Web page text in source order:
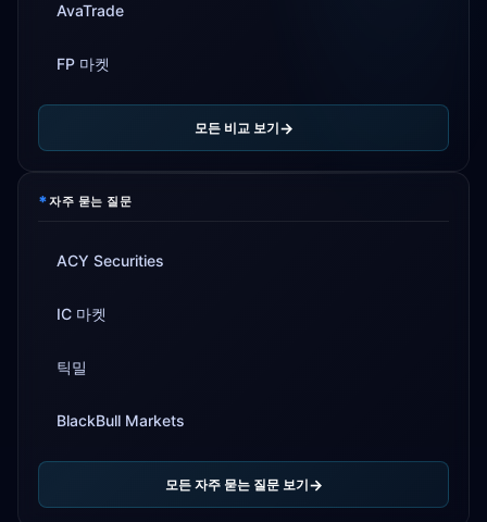
AvaTrade
FP 마켓
모든 비교 보기
*자주 묻는 질문
ACY Securities
IC 마켓
틱밀
BlackBull Markets
모든 자주 묻는 질문 보기